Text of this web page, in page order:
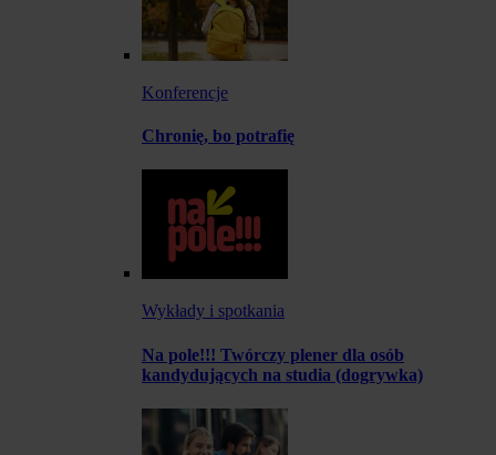
Konferencje
Chronię, bo potrafię
Wykłady i spotkania
Na pole!!! Twórczy plener dla osób
kandydujących na studia (dogrywka)